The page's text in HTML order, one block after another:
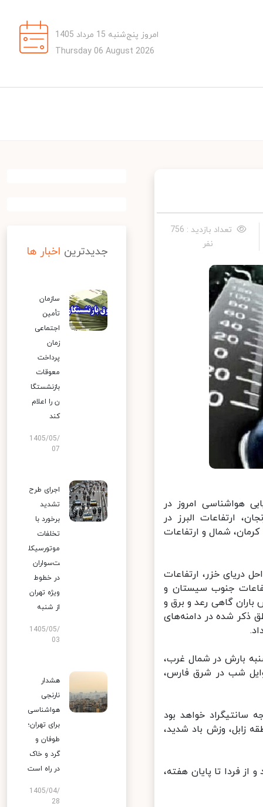
امروز پنج‌شنبه 15 مرداد 1405
Thursday 06 August 2026
تعداد بازدید : 756
نفر
هواشناسی امروز در
ارتفاعات البرز در
شمال و ارتفاعات
دریای خزر، ارتفاعات
جنوب سیستان و
گاهی رعد و برق و
شده در دامنه‌های
بارش در شمال غرب،
شب در شرق فارس،
کاهش دما در نوار شمالی کشور حدود ۵ تا ۸ درجه سانتیگراد خواهد بود
زابل، وزش باد شدید،
فردا تا پایان هفته،
جدیدترین اخبار ها
سازمان
تأمین
اجتماعی
زمان
پرداخت
معوقات
بازنشستگا
ن را اعلام
کند
1405/05/
07
اجرای طرح
تشدید
برخورد با
تخلفات
موتورسیکل
ت‌سواران
در خطوط
ویژه تهران
از شنبه
1405/05/
03
هشدار
نارنجی
هواشناسی
برای تهران؛
طوفان و
گرد و خاک
در راه است
1405/04/
28